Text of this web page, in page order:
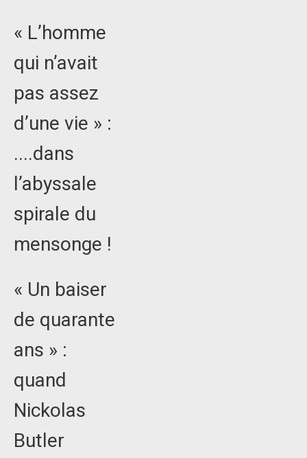
« L’homme
qui n’avait
pas assez
d’une vie » :
....dans
l’abyssale
spirale du
mensonge !
« Un baiser
de quarante
ans » :
quand
Nickolas
Butler